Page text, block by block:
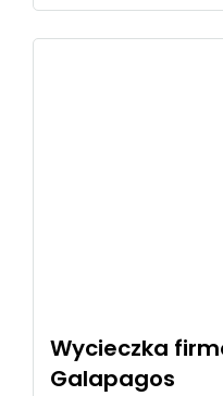
Wycieczka
Galapagos